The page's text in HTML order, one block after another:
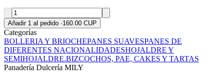
Añadir 1 al pedido ·160.00 CUP
Categorías
BOLLERIA Y BRIOCHEPANES SUAVESPANES DE
DIFERENTES NACIONALIDADESHOJALDRE Y
SEMIHOJALDRE.BIZCOCHOS, PAE, CAKES Y TARTAS
Panadería Dulcería MILY